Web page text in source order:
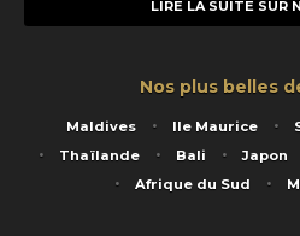
LIRE LA SUITE SUR
Nos plus belles
Maldives Ile Maurice
Thaïlande
Bali Japon
Afrique du Sud